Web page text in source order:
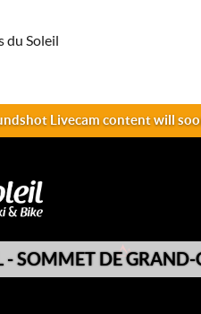
du Soleil